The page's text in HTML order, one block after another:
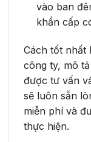
vào ban
khẩn cấp
Cách tốt nhất
công ty, mô
được tư vấn
sẽ luôn sẵn
miễn phí và
thực hiện.